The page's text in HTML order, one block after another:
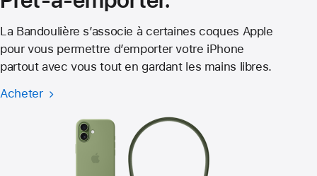
La Bandoulière s’associe à certaines coques Apple
pour vous permettre d’emporter votre iPhone
partout avec vous tout en gardant les mains libres.
Acheter Bandoulière
iPhone 17